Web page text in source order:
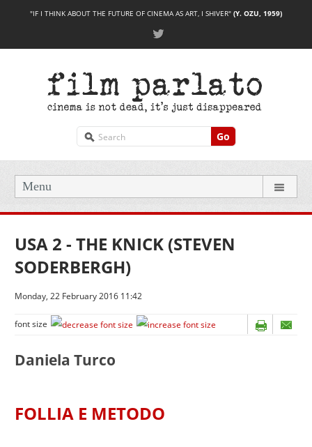
"IF I THINK ABOUT THE FUTURE OF CINEMA AS ART, I SHIVER" (Y. OZU, 1959)
Go
Menu
USA 2 - THE KNICK (STEVEN
SODERBERGH)
Monday, 22 February 2016 11:42
font size
Daniela Turco
FOLLIA E METODO